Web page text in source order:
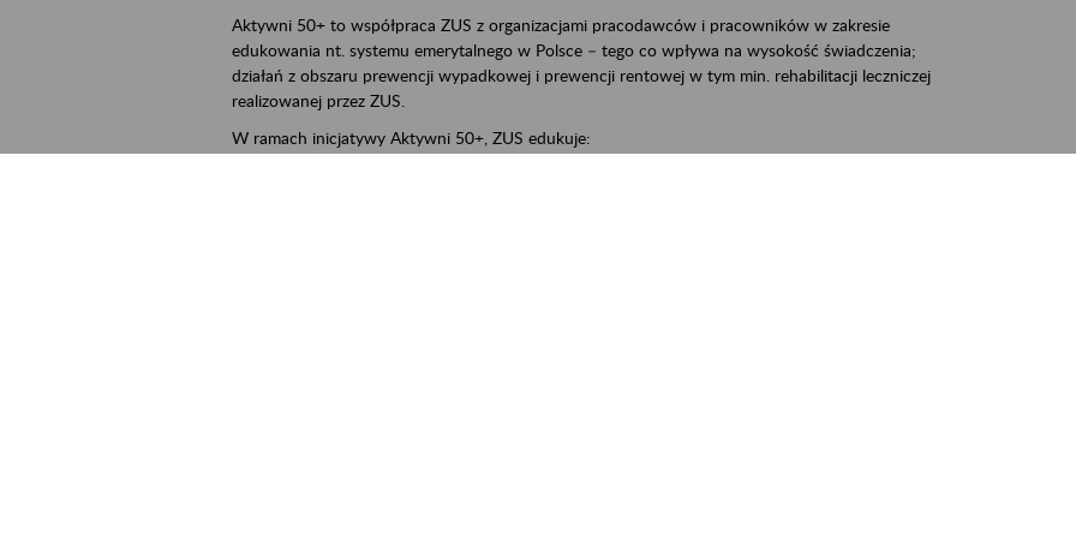
Aktywni 50+ to współpraca ZUS z organizacjami pracodawców i pracowników w zakresie
edukowania nt. systemu emerytalnego w Polsce – tego co wpływa na wysokość świadczenia;
działań z obszaru prewencji wypadkowej i prewencji rentowej w tym min. rehabilitacji leczniczej
realizowanej przez ZUS.
W ramach inicjatywy Aktywni 50+, ZUS edukuje: